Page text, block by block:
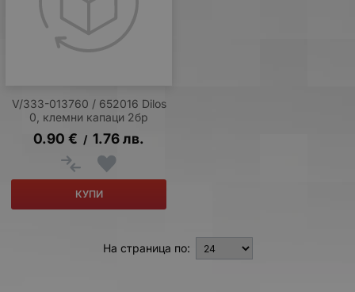
V/333-013760 / 652016 Dilos
0, клемни капаци 2бр
0.90 € / 1.76лв.
КУПИ
На страница по: